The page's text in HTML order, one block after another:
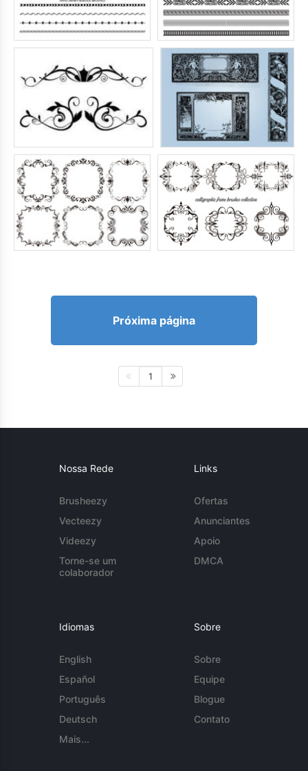
Próxima página
1
Nossa Rede
Brusheezy
Vecteezy
Videezy
Torne-se um
colaborador
Links
Ofertas
Anunciantes
Apoio
DMCA
Idiomas
English
Español
Português
Deutsch
Mais...
Sobre
Sobre
Equipe
Blogue
Contato